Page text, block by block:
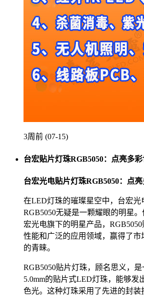
3周前 (07-15)
台宏贴片灯珠RGB5050：点亮多
台宏光电贴片灯珠RGB5050：点
在LED灯珠的璀璨星空中，台宏光
RGB5050无疑是一颗耀眼的明星
宏光电旗下的明星产品，
性能和广泛的应用领域，赢得了市
的青睐。
RGB5050贴片灯珠，顾名思义，
5.0mm的贴片式LED灯珠，能够发
色光。这种灯珠采用了先进的封装